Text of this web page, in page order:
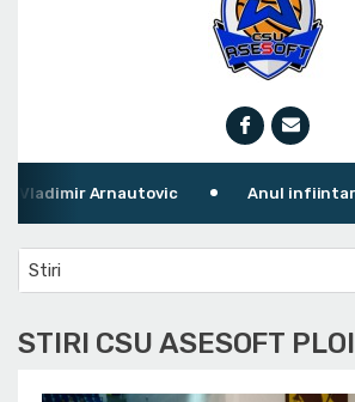
Anul infiintarii: 1998
Stiri
STIRI CSU ASESOFT